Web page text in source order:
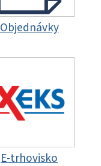
Objednávky
E-trhovisko